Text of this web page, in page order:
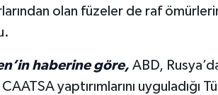
olan füzeler de raf
haberine göre, ABD,
yaptırımlarını uyguladığı